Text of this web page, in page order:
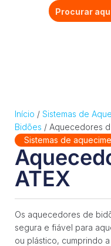
Início / Sistemas de
Bidões / Aquecedores
Sistemas de
ATEX
Os aquecedores de
segura e fiável para
ou plástico, cumprindo